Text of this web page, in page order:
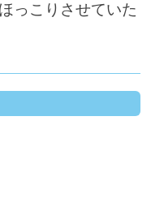
っこりさせていた